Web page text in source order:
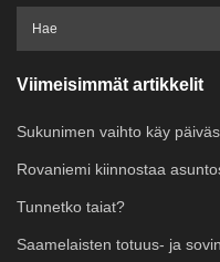
Viimeisimmät artikkelit
Sukunimen vaihto käy
Rovaniemi kiinnostaa
Tunnetko taiat?
Saamelaisten totuus- ja